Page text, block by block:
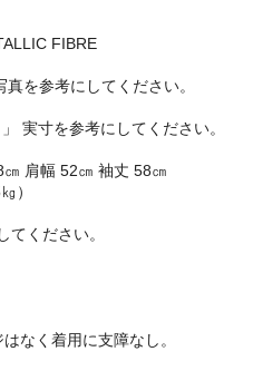
FIBRE
を参考にしてください。
実寸を参考にしてください。
肩幅 52㎝ 袖丈 58㎝
）
ください。
なく着用に支障なし。